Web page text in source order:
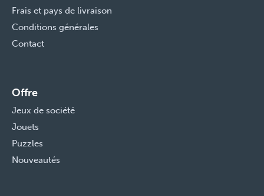
Frais et pays de livraison
Conditions générales
Contact
Offre
Jeux de société
Jouets
Puzzles
Nouveautés